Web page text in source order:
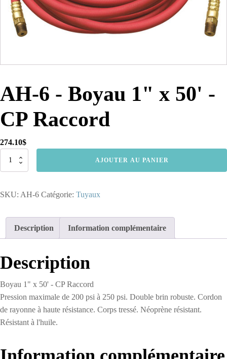
AH-6 - Boyau 1" x 50' -
CP Raccord
274.10$
quantité
-
Raccord
AJOUTER AU PANIER
SKU: AH-6 Catégorie: Tuyaux
Description Information complémentaire
Description
Boyau 1" x 50' - CP Raccord
Pression maximale de 200 psi à 250 psi. Double brin robuste. Cordon
de rayonne à haute résistance. Corps tressé. Néoprène résistant.
Résistant à l'huile.